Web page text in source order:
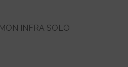
MON INFRA SOLO